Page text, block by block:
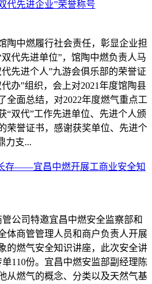
代先进企业”荣誉称号
陶中燃履行社会责任，彰显企业担
代先进单位”，馆陶中燃负责人马
先进个人”九游会俱乐部的荣誉证
办”组织，会上对2021年度馆陶县
全面总结，对2022年度燃气重点工
“双代”工作先进单位、先进个人颁
荣誉证书，感谢获奖单位、先进个
力支...
存——宜昌中燃开展工商业安全知
公司特邀宜昌中燃安全监察部和
体商管管理人员和商户负责人开展
的燃气安全知识讲座，此次安全讲
110份。宜昌中燃安监部副经理陈
从燃气的概念、分类以及天然气基